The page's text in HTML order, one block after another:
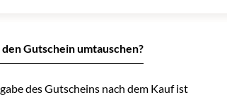
den Gutschein umtauschen?
des Gutscheins nach dem Kauf ist